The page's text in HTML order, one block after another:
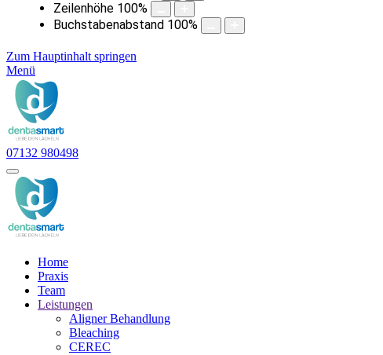
Zeilenhöhe 100%
Buchstabenabstand 100%
Zum Hauptinhalt springen
Menü
07132 980498
Home
Praxis
Team
Leistungen
Aligner Behandlung
Bleaching
CEREC